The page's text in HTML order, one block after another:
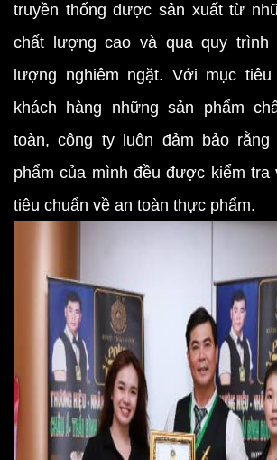
truyền thống được sản xuất từ
chất lượng cao và qua quy trình
lượng nghiêm ngặt. Với mục
khách hàng những sản phẩm
toàn, công ty luôn đảm bảo
phẩm của mình đều được kiểm tra
tiêu chuẩn về an toàn thực phẩm.